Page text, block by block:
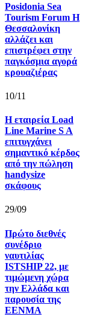
Posidonia Sea
Tourism Forum Η
Θεσσαλονίκη
αλλάζει και
επιστρέφει στην
παγκόσμια αγορά
κρουαζιέρας
10/11
Η εταιρεία Load
Line Marine S A
επιτυγχάνει
σημαντικό κέρδος
από την πώληση
handysize
σκάφους
29/09
Πρώτο διεθνές
συνέδριο
ναυτιλίας
ISTSHIP 22, με
τιμώμενη χώρα
την Ελλάδα και
παρουσία της
ΕΕΝΜΑ